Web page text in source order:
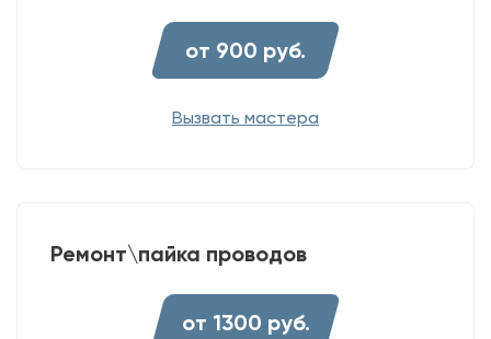
от 900 руб.
Вызвать мастера
Ремонт\пайка проводов
от 1300 руб.